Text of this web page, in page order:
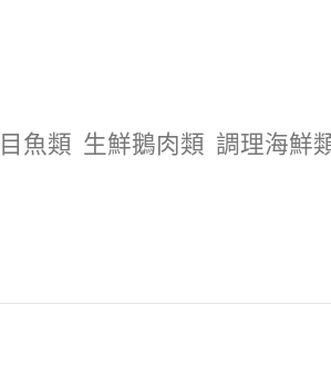
魚類 生鮮鵝肉類 調理海鮮